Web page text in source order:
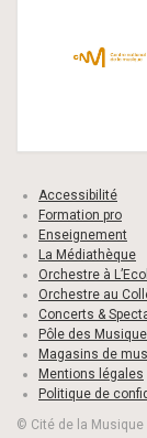
Accessibilité
Formation pro
Enseignement
La Médiathèque
Orchestre à
Orchestre au
Concerts &
Pôle des
Magasins de
Mentions légales
Politique de
© Cité de la